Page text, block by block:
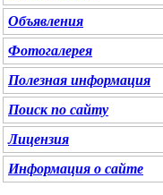
Объявления
Фотогалерея
Полезная информация
Поиск по сайту
Лицензия
Информация о сайте